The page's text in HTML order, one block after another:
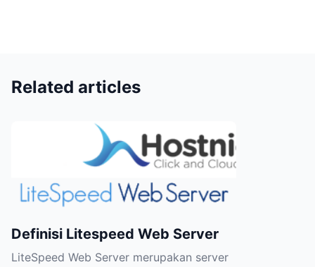
Related articles
Definisi Litespeed Web Server
LiteSpeed Web Server merupakan server